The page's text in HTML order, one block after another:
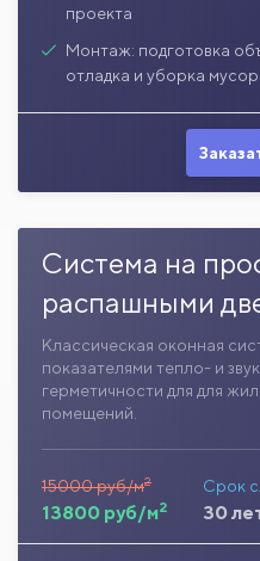
проекта
Монтаж: подготовка
отладка и уборка
Система на
распашными
Классическая оконная
показателями тепло- и
герметичности для для
помещений.
15000 руб/м2
13800 руб/м2
Срок
30